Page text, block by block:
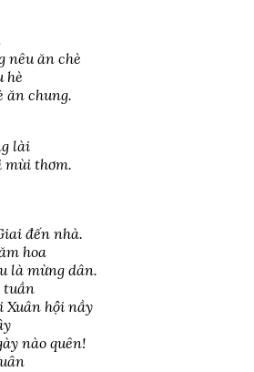
nêu ăn chè
hè
ăn chung.
lài
mùi thơm.
đến nhà.
hoa
là mừng dân.
tuần
Xuân hội nầy
nào quên!